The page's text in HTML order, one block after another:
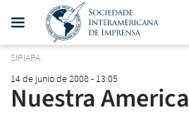
SIPIAPA
14 de junio de 2008 - 13:05
Nuestra America